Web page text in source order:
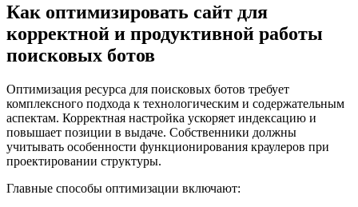
Как оптимизировать сайт для
корректной и продуктивной работы
поисковых ботов
Оптимизация ресурса для поисковых ботов требует
комплексного подхода к технологическим и содержательным
аспектам. Корректная настройка ускоряет индексацию и
повышает позиции в выдаче. Собственники должны
учитывать особенности функционирования краулеров при
проектировании структуры.
Главные способы оптимизации включают: